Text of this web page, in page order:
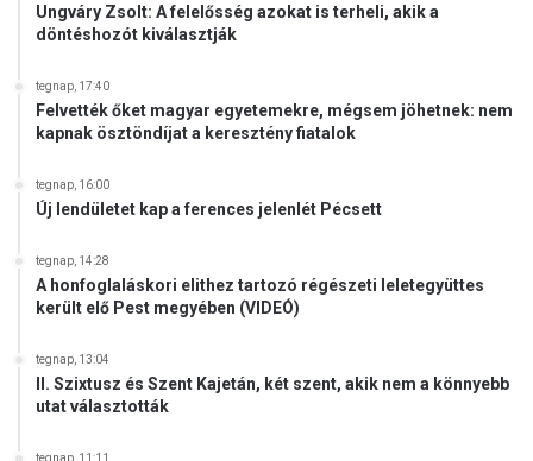
Ungváry Zsolt: A felelősség azokat is terheli, akik a
döntéshozót kiválasztják
tegnap, 17:40
Felvették őket magyar egyetemekre, mégsem jöhetnek: nem
kapnak ösztöndíjat a keresztény fiatalok
tegnap, 16:00
Új lendületet kap a ferences jelenlét Pécsett
tegnap, 14:28
A honfoglaláskori elithez tartozó régészeti leletegyüttes
került elő Pest megyében (VIDEÓ)
tegnap, 13:04
II. Szixtusz és Szent Kajetán, két szent, akik nem a könnyebb
utat választották
tegnap, 11:11